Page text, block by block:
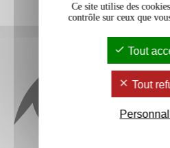
Ce site utilise des
contrôle sur ceux que
Tout
Tout